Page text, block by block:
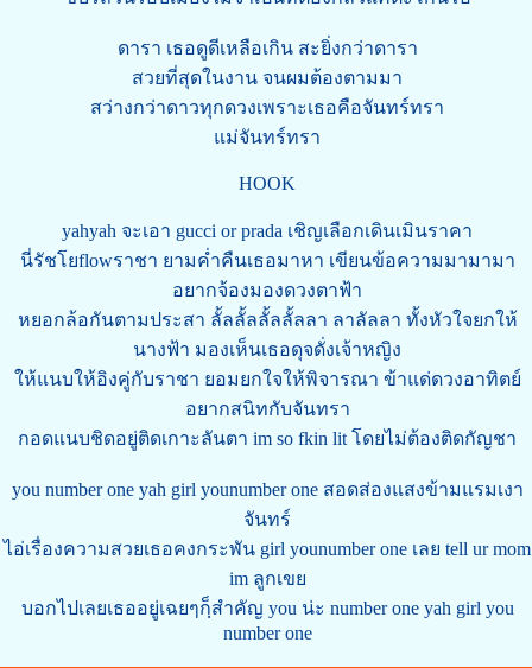
ดารา เธอดูดีเหลือเกิน สะยิ่งกว่าดารา
สวยที่สุดในงาน จนผมต้องตามมา
สว่างกว่าดาวทุกดวงเพราะเธอคือจันทร์ทรา
แม่จันทร์ทรา
HOOK
yahyah จะเอา gucci or prada เชิญเลือกเดินเมินราคา
นี่รัชโยflowราชา ยามค่ำคืนเธอมาหา เขียนข้อความมามามา
อยากจ้องมองดวงตาฟ้า
หยอกล้อกันตามประสา ลั้ลลั้ลลั้ลลั้ลลา ลาลัลลา ทั้งหัวใจยกให้
นางฟ้า มองเห็นเธอดุจดั่งเจ้าหญิง
ให้แนบให้อิงคู่กับราชา ยอมยกใจให้พิจารณา ข้าแด่ดวงอาทิตย์
อยากสนิทกับจันทรา
กอดแนบชิดอยู่ติดเกาะลันตา im so fkin lit โดยไม่ต้องติดกัญชา
you number one yah girl younumber one สอดส่องแสงข้ามแรมเงา
จันทร์
ไอ่เรื่องความสวยเธอคงกระพัน girl younumber one เลย tell ur mom
im ลูกเขย
บอกไปเลยเธออยู่เฉยๆกฺ็สำคัญ you น่ะ number one yah girl you
number one